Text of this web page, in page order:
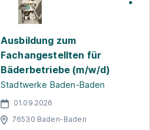
Ausbildung zum
Fachangestellten für
Bäderbetriebe (m/w/d)
Stadtwerke Baden-Baden
01.09.2026
76530 Baden-Baden